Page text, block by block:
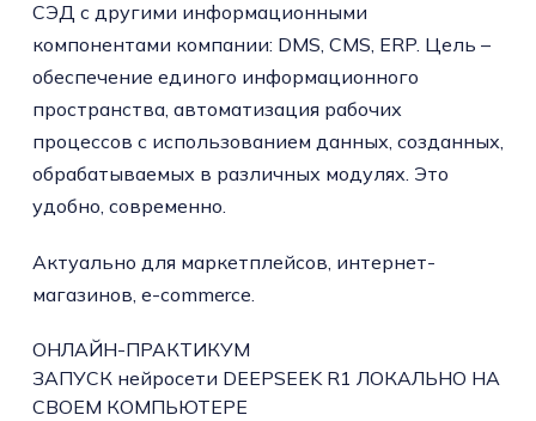
СЭД с другими информационными
компонентами компании: DMS, CMS, ERP. Цель –
обеспечение единого информационного
пространства, автоматизация рабочих
процессов с использованием данных, созданных,
обрабатываемых в различных модулях. Это
удобно, современно.
Актуально для маркетплейсов, интернет-
магазинов, e-commerce.
ОНЛАЙН-ПРАКТИКУМ
ЗАПУСК нейросети DEEPSEEK R1 ЛОКАЛЬНО НА
СВОЕМ КОМПЬЮТЕРЕ